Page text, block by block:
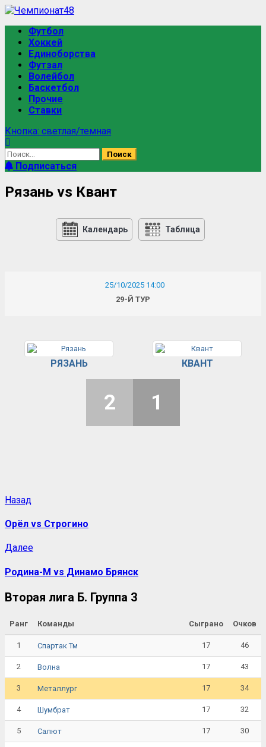
Футбол
Хоккей
Единоборства
Футзал
Волейбол
Баскетбол
Прочие
Ставки
Кнопка: светлая/темная
Подписаться
Рязань vs Квант
Календарь Таблица
25/10/2025 14:00
29-Й ТУР
РЯЗАНЬ КВАНТ
2 1
Назад
Орёл vs Строгино
Далее
Родина-М vs Динамо Брянск
Вторая лига Б. Группа 3
Ранг Команды Сыграно Очков
1 Спартак Тм 17 46
2 Волна 17 43
3 Металлург 17 34
4 Шумбрат 17 32
5 Салют 17 30